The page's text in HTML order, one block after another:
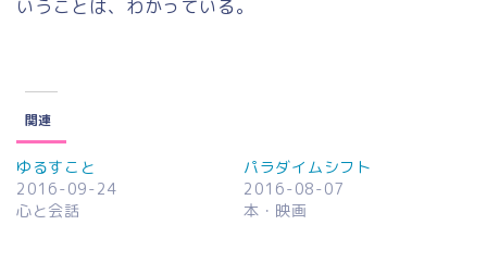
いうことは、わかっている。
関連
ゆるすこと
2016-09-24
心と会話
パラダイムシフト
2016-08-07
本・映画